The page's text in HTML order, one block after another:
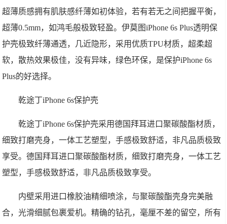
超薄质感拥有肌肤感纤薄如初体验，若有若无之间把握平衡，
超薄0.5mm，如鸿毛般极致轻盈。伊莫图iPhone 6s Plus透明保
护壳极致纤薄通透，几近隐形，采用优质TPU材质，超柔超
软，散热效果极佳，没有异味，绿色环保，是保护iPhone 6s
Plus的好选择。
乾途丁iPhone 6s保护壳
乾途丁iPhone 6s保护壳采用德国拜耳进口聚碳酸酯材质，
细致打磨壳身，一体工艺塑型，手感极致舒适，非凡品质极致
享受。德国拜耳进口聚碳酸酯材质，细致打磨壳身，一体工艺
塑型，手感极致舒适，非凡品质极致享受。
内壁采用进口橡胶油精细喷涂，与聚碳酸酯壳身完美融
合，光滑细腻包裹爱机。精确的钻孔，毫厘不差的留空，所有